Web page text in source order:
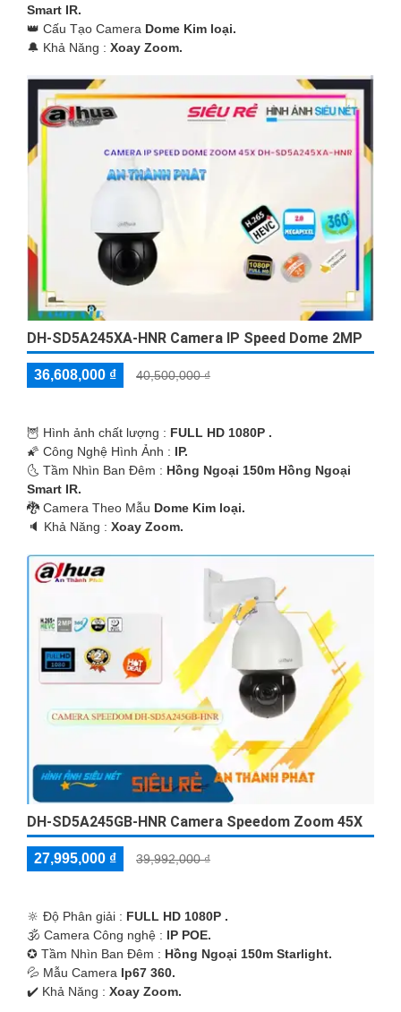
Smart IR.
👑 Cấu Tạo Camera Dome Kim loại.
️🔔 Khả Năng : Xoay Zoom.
DH-SD5A245XA-HNR Camera IP Speed Dome 2MP
36,608,000 ₫ 40,500,000 ₫
🦉 Hình ảnh chất lượng : FULL HD 1080P .
🌠 Công Nghệ Hình Ảnh : IP.
🌜 Tầm Nhìn Ban Đêm : Hồng Ngoại 150m Hồng Ngoại
Smart IR.
🐉️ Camera Theo Mẫu Dome Kim loại.
️🔈 Khả Năng : Xoay Zoom.
DH-SD5A245GB-HNR Camera Speedom Zoom 45X
27,995,000 ₫ 39,992,000 ₫
🔆 Độ Phân giải : FULL HD 1080P .
🕉️ Camera Công nghệ : IP POE.
✪ Tầm Nhìn Ban Đêm : Hồng Ngoại 150m Starlight.
💦 Mẫu Camera Ip67 360.
️✔️ Khả Năng : Xoay Zoom.